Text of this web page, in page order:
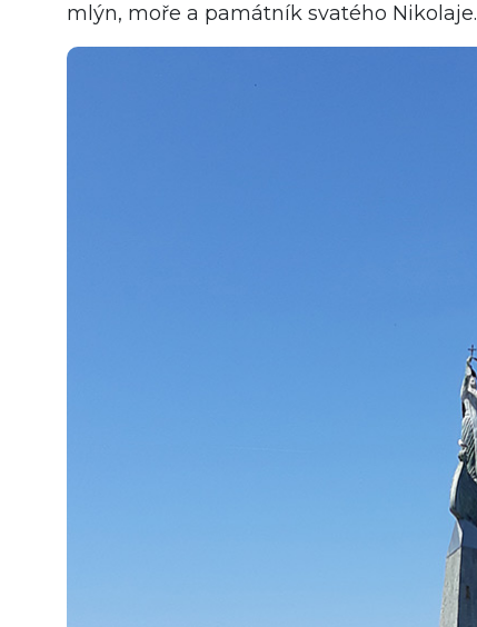
mlýn, moře a památník svatého Nikolaje.